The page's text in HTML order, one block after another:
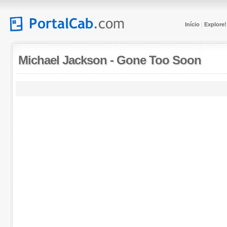
Início| Explore!
Michael Jackson- Gone Too Soon